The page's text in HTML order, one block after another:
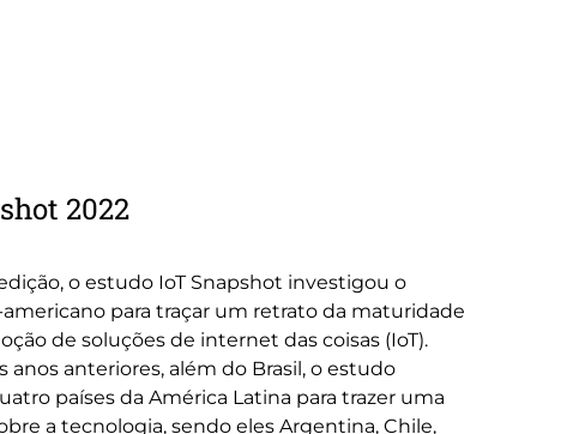
2022
o estudo IoT Snapshot investigou o
para traçar um retrato da maturidade
de soluções de internet das coisas (IoT).
anos anteriores, além do Brasil, o estudo
países da América Latina para trazer uma
a tecnologia, sendo eles Argentina, Chile,